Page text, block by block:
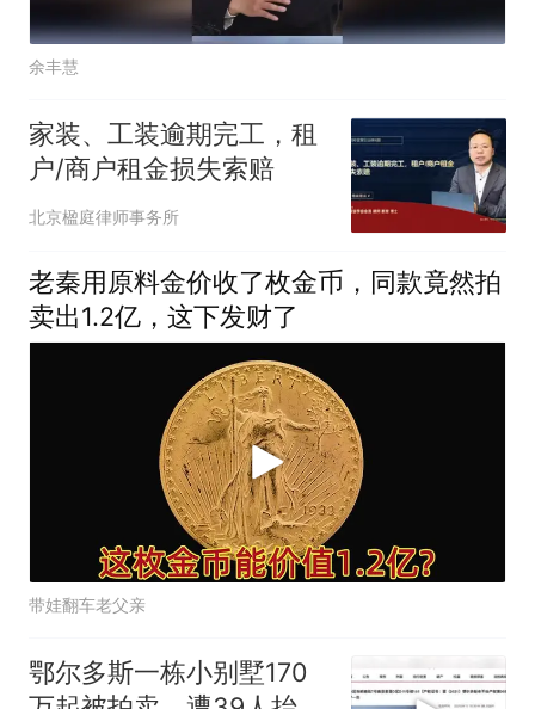
余丰慧
家装、工装逾期完工，租
户/商户租金损失索赔
北京楹庭律师事务所
老秦用原料金价收了枚金币，同款竟然拍
卖出1.2亿，这下发财了
带娃翻车老父亲
鄂尔多斯一栋小别墅170